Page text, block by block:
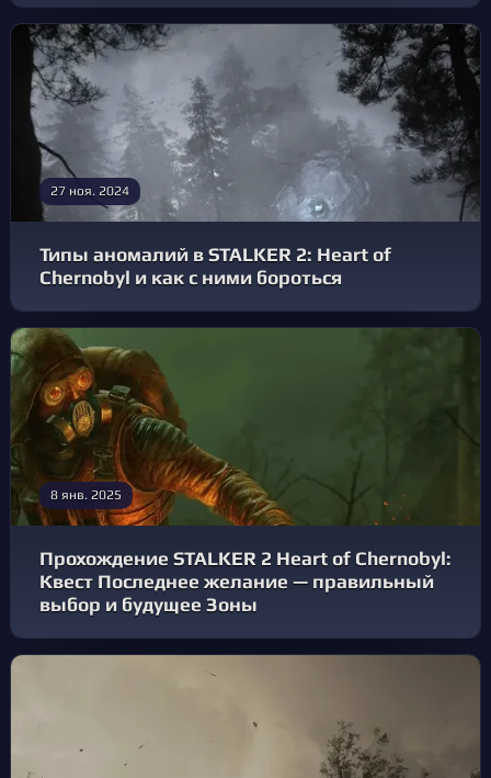
27 ноя. 2024
Типы аномалий в STALKER 2: Heart of
Chernobyl и как с ними бороться
8 янв. 2025
Прохождение STALKER 2 Heart of Chernobyl:
Квест Последнее желание — правильный
выбор и будущее Зоны